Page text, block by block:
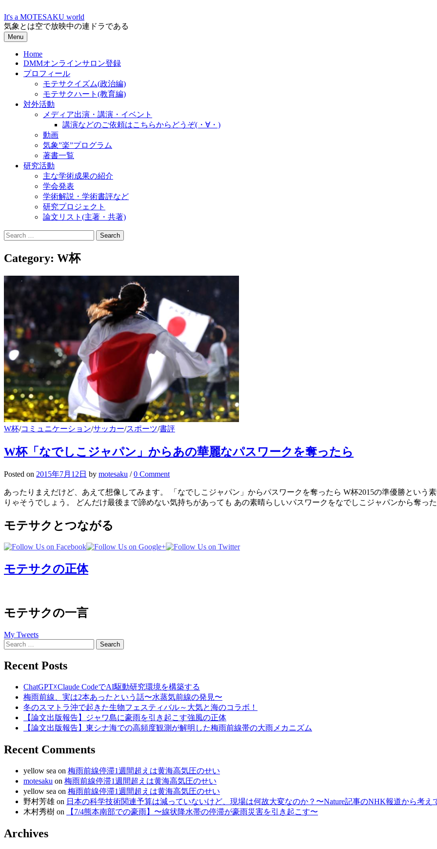
to
content
It's a MOTESAKU world
気象とは空で放映中の連ドラである
Menu
Home
DMMオンラインサロン登録
プロフィール
モテサクイズム(政治編)
モテサクハート(教育編)
対外活動
メディア出演・講演・イベント
講演などのご依頼はこちらからどうぞ(・∀・)
動画
気象”楽”プログラム
著書一覧
研究活動
主な学術成果の紹介
学会発表
学術解説・学術書評など
研究プロジェクト
論文リスト(主著・共著)
Search
for:
Category: W杯
W杯/コミュニケーション/サッカー/スポーツ/書評
W杯「なでしこジャパン」からあの華麗なパスワークを奪ったら
Posted on 2015年7月12日 by motesaku /0 Comment
あったりまえだけど、あえて想像してみます。 「なでしこジャパン」からパスワークを奪ったら W杯2015の準優勝という
りゃそうでしょう。 どんだけ最後まで諦めない気持ちがあっても あの素晴らしいパスワークをなでしこジャパンから奪っ
モテサクとつながる
モテサクの正体
モテサクの一言
My Tweets
Search
for:
Recent Posts
ChatGPT☓Claude CodeでAI駆動研究環境を構築する
梅雨前線、実は2本あったという話〜水蒸気前線の発見〜
冬のスマトラ沖で起きた生物フェスティバル～大気と海のコラボ！
【論文出版報告】ジャワ島に豪雨を引き起こす強風の正体
【論文出版報告】東シナ海での高頻度観測が解明した梅雨前線帯の大雨メカニズム
Recent Comments
yellow sea on 梅雨前線停滞1週間超えは黄海高気圧のせい
motesaku on 梅雨前線停滞1週間超えは黄海高気圧のせい
yellow sea on 梅雨前線停滞1週間超えは黄海高気圧のせい
野村芳雄 on 日本の科学技術関連予算は減っていないけど、現場は何故大変なのか？〜Nature記事のNHK報道から考え
木村秀樹 on 【7/4熊本南部での豪雨】〜線状降水帯の停滞が豪雨災害を引き起こす〜
Archives